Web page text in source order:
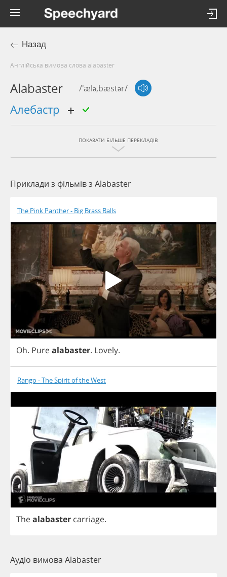
Назад
Англійська вимова слова alabaster
Alabaster /'ælə,bæstər/
алебастр
ПОКАЗАТИ БІЛЬШЕ ПЕРЕКЛАДІВ
Приклади з фільмів з Alabaster
The Pink Panther - Big Brass Balls
Oh. Purealabaster. Lovely.
Rango - The Spirit of the West
Thealabaster carriage.
Аудіо вимова Alabaster